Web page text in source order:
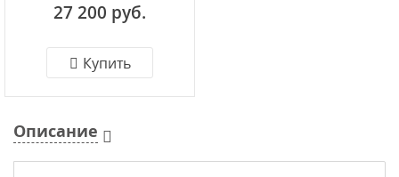
27 200 руб.
Купить
Описание